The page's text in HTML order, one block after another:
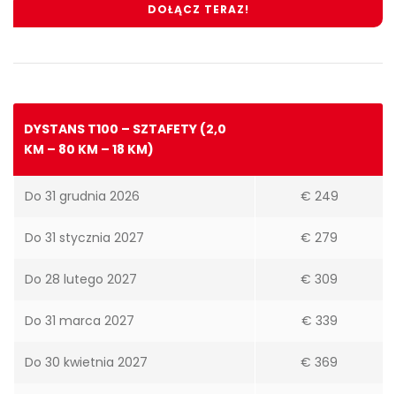
DOŁĄCZ TERAZ!
DYSTANS T100 – SZTAFETY (2,0
KM – 80 KM – 18 KM)
Do 31 grudnia 2026 € 249
Do 31 stycznia 2027 € 279
Do 28 lutego 2027 € 309
Do 31 marca 2027 € 339
Do 30 kwietnia 2027 € 369